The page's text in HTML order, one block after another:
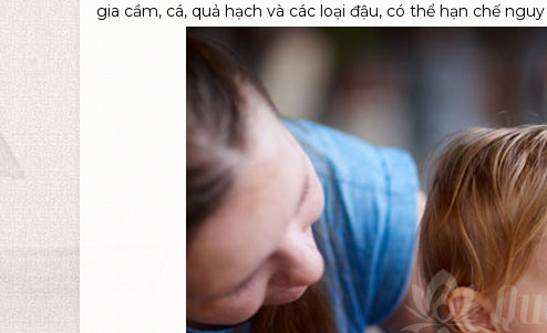
gia cầm, cá, quả hạch và các loại đậu, có thể hạn chế